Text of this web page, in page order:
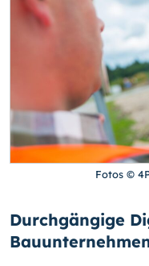
Fotos ©
Durchgängige